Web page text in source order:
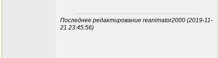
Последнее редактирование reanimator2000 (2019-11-
21 23:45:56)